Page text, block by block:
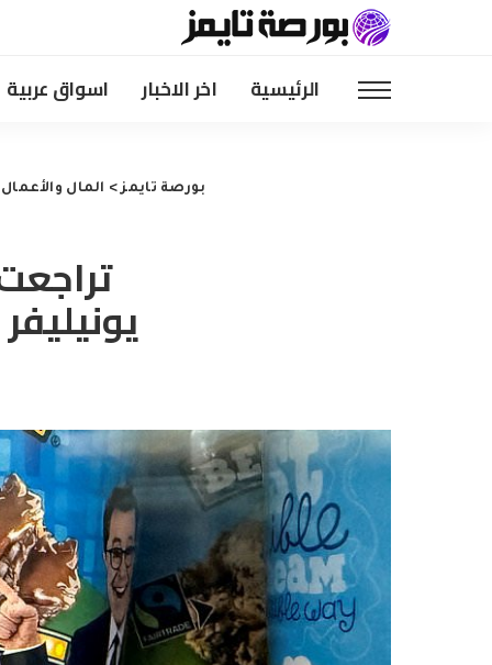
الرئيسية اخر الاخبار اسواق عربية
بورصة تايمز> المال والأعمال